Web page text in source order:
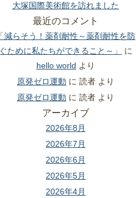
大塚国際美術館を訪れました
最近のコメント
「減らそう！薬剤耐性～薬剤耐性を防
ぐために私たちができること～」
に
hello world より
原発ゼロ運動 に 読者 より
原発ゼロ運動 に 読者 より
アーカイブ
2026年8月
2026年7月
2026年6月
2026年5月
2026年4月